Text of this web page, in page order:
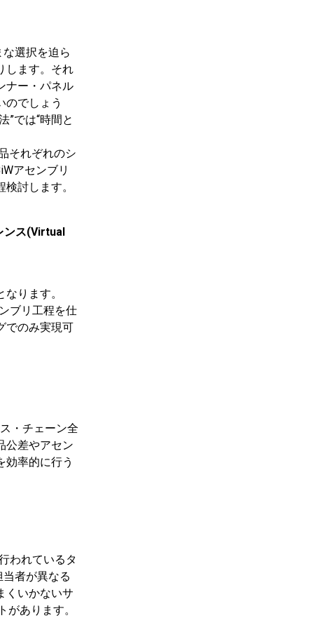
選択を迫ら
します。それ
ナー・パネル
のでしょう
”では“時間と
それぞれのシ
アセンブリ
討します。
ンス(Virtual
ります。
ブリ工程を仕
でのみ実現可
・チェーン全
公差やアセン
効率的に行う
われているタ
者が異なる
くいかないサ
あります。